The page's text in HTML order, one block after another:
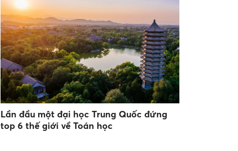
Lần đầu một đại học Trung Quốc đứng
top 6 thế giới về Toán học